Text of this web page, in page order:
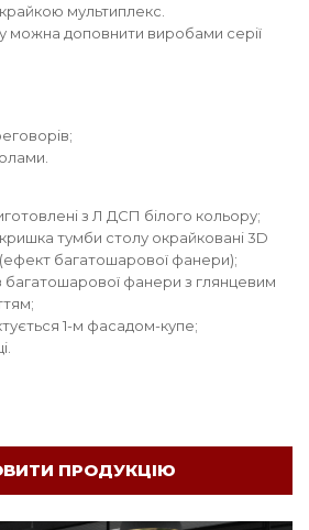
мультиплекс.
можна доповнити виробами серії
з Л ДСП білого кольору;
тумби столу окрайковані 3D
багатошарової фанери);
багатошарової фанери з глянцевим
1-м фасадом-купе;
ПРОДУКЦІЮ